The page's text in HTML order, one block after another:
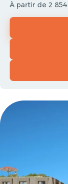
À partir de 2